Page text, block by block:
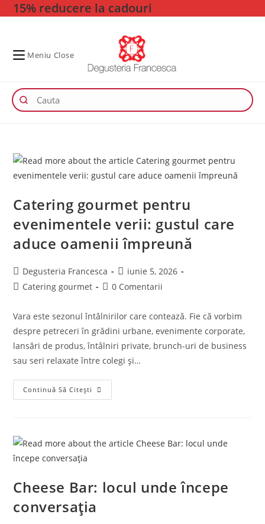
Skip15% reducere la cadouri
Meniu Close
Catering gourmet pentru
evenimentele verii: gustul care
aduce oamenii împreună
Post
author:
Degusteria Francesca
Post
published:
iunie 5, 2026
PostCatering gourmet
Post0 Comentarii
Vara este sezonul întâlnirilor care contează. Fie că vorbim
despre petreceri în grădini urbane, evenimente corporate,
lansări de produs, întâlniri private, brunch-uri de business
sau seri relaxate între colegi și…
Continuă Să Citești Catering
Gourmet
Care
Aduce
Cheese Bar: locul unde începe
conversația